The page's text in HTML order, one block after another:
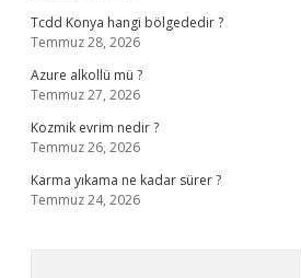
Tcdd Konya hangi bölgededir ?
Temmuz 28, 2026
Azure alkollü mü ?
Temmuz 27, 2026
Kozmik evrim nedir ?
Temmuz 26, 2026
Karma yıkama ne kadar sürer ?
Temmuz 24, 2026